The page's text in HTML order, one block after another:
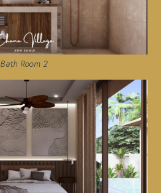
Bath Room 2